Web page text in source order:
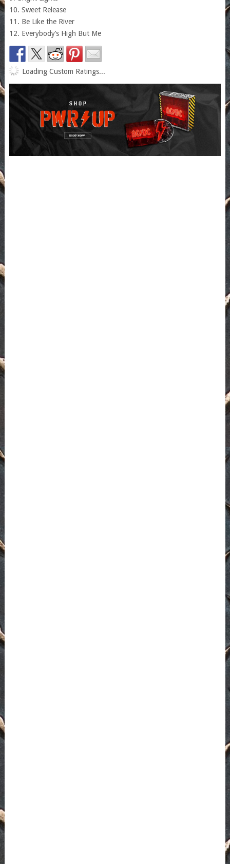
10. Sweet Release
11. Be Like the River
12. Everybody’s High But Me
Loading Custom Ratings...